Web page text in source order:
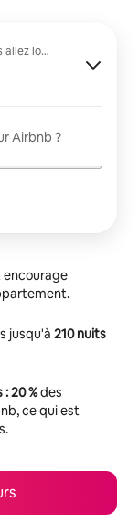
louer ?
Airbnb ?
jusqu'à 210 nuits
20 %des
ce qui est